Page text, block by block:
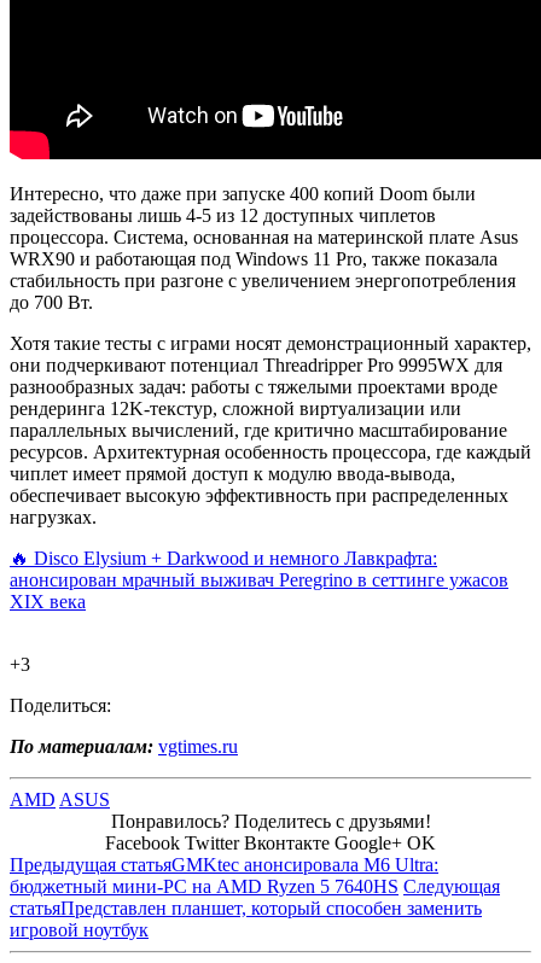
Интересно, что даже при запуске 400 копий Doom были
задействованы лишь 4-5 из 12 доступных чиплетов
процессора. Система, основанная на материнской плате Asus
WRX90 и работающая под Windows 11 Pro, также показала
стабильность при разгоне с увеличением энергопотребления
до 700 Вт.
Хотя такие тесты с играми носят демонстрационный характер,
они подчеркивают потенциал Threadripper Pro 9995WX для
разнообразных задач: работы с тяжелыми проектами вроде
рендеринга 12K-текстур, сложной виртуализации или
параллельных вычислений, где критично масштабирование
ресурсов. Архитектурная особенность процессора, где каждый
чиплет имеет прямой доступ к модулю ввода-вывода,
обеспечивает высокую эффективность при распределенных
нагрузках.
🔥 Disco Elysium + Darkwood и немного Лавкрафта:
анонсирован мрачный выживач Peregrino в сеттинге ужасов
XIX века
+3
Поделиться:
По материалам: vgtimes.ru
AMD ASUS
Понравилось? Поделитесь с друзьями!
Facebook Twitter Вконтакте Google+ OK
Предыдущая статьяGMKtec анонсировала M6 Ultra:
бюджетный мини-PC на AMD Ryzen 5 7640HS Следующая
статьяПредставлен планшет, который способен заменить
игровой ноутбук